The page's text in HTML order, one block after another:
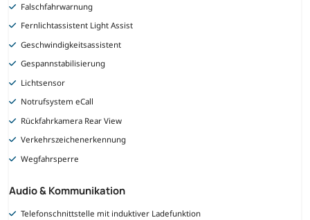
Falschfahrwarnung
Fernlichtassistent Light Assist
Geschwindigkeitsassistent
Gespannstabilisierung
Lichtsensor
Notrufsystem eCall
Rückfahrkamera Rear View
Verkehrszeichenerkennung
Wegfahrsperre
Audio & Kommunikation
Telefonschnittstelle mit induktiver Ladefunktion